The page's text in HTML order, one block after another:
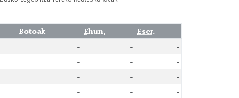
Botoak Ehun.
Eser.
- -
-
- -
-
- -
-
- -
-